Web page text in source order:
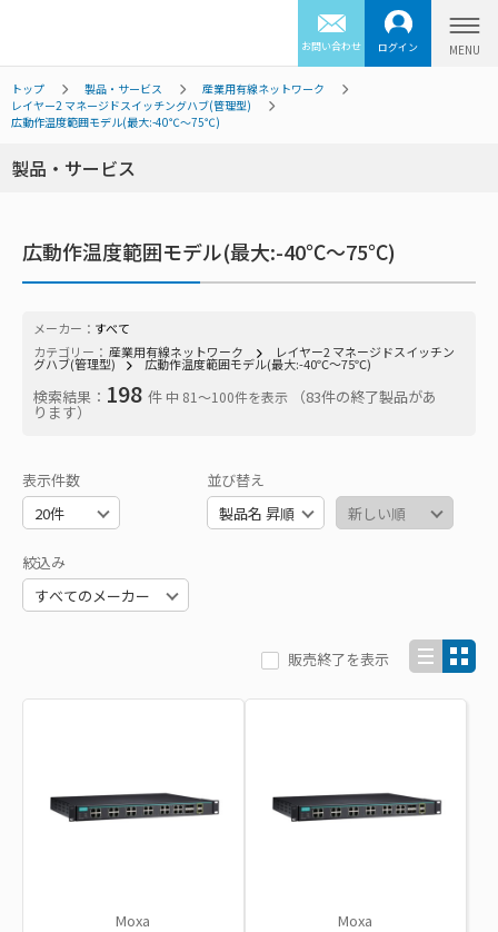
お問い合わせ ログイン
トップ 製品・サービス
産業用有線ネットワーク
レイヤー2 マネージドスイッチングハブ(管理型)
広動作温度範囲モデル(最大:-40℃～75℃)
製品・サービス
広動作温度範囲モデル(最大:-40℃～75℃)
メーカー： すべて
カテゴリー： 産業用有線ネットワーク レイヤー2 マネージドスイッチン
グハブ(管理型) 広動作温度範囲モデル(最大:-40℃～75℃)
検索結果： 198 件 中 81〜100件を表示 （83件の終了製品があ
ります）
表示件数 並び替え
絞込み
販売終了を表示
Moxa Moxa